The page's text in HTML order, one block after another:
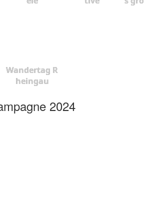
Wandertag R
heingau
2024